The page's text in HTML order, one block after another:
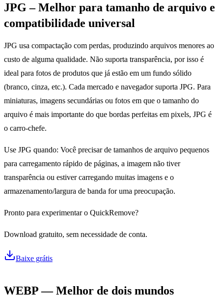
JPG – Melhor para tamanho de arquivo e
compatibilidade universal
JPG usa compactação com perdas, produzindo arquivos menores ao
custo de alguma qualidade. Não suporta transparência, por isso é
ideal para fotos de produtos que já estão em um fundo sólido
(branco, cinza, etc.). Cada mercado e navegador suporta JPG. Para
miniaturas, imagens secundárias ou fotos em que o tamanho do
arquivo é mais importante do que bordas perfeitas em pixels, JPG é
o carro-chefe.
Use JPG quando: Você precisar de tamanhos de arquivo pequenos
para carregamento rápido de páginas, a imagem não tiver
transparência ou estiver carregando muitas imagens e o
armazenamento/largura de banda for uma preocupação.
Pronto para experimentar o QuickRemove?
Download gratuito, sem necessidade de conta.
Baixe grátis
WEBP — Melhor de dois mundos